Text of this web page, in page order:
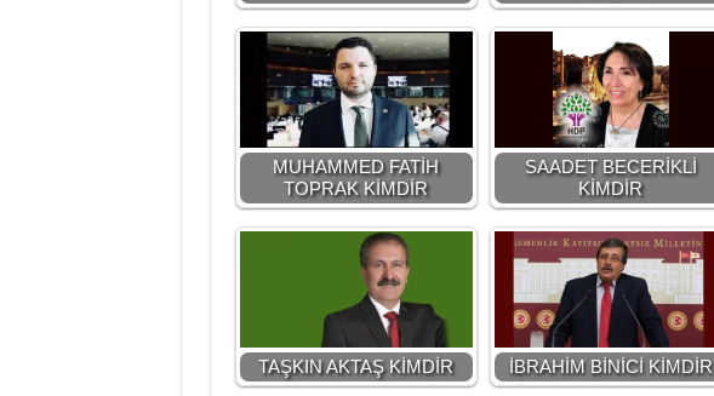
MUHAMMED FATİH
TOPRAK KİMDİR
SAADET BECERİKLİ
KİMDİR
TAŞKIN AKTAŞ KİMDİR İBRAHİM BİNİCİ KİMDİR